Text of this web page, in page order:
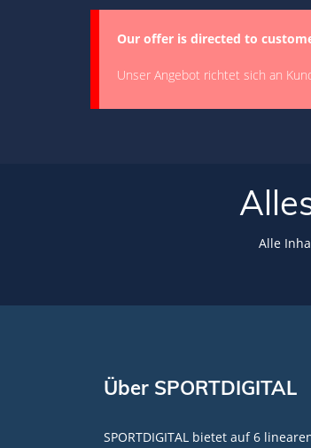
Our offer is directed to
Unser Angebot richtet sich an
Alle
Über SPORTDIGITAL
SPORTDIGITAL bietet auf 6